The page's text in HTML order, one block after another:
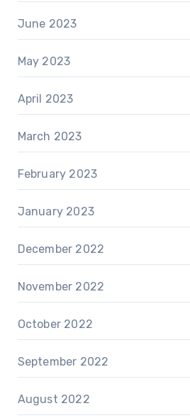
June 2023
May 2023
April 2023
March 2023
February 2023
January 2023
December 2022
November 2022
October 2022
September 2022
August 2022